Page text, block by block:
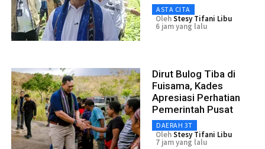
ASTA CITA
OlehStesy Tifani Libu
6 jam yang lalu
Dirut Bulog Tiba di
Fuisama, Kades
Apresiasi Perhatian
Pemerintah Pusat
DAERAH 3T
OlehStesy Tifani Libu
7 jam yang lalu